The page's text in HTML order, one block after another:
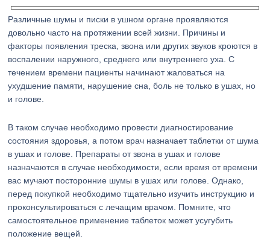
Различные шумы и писки в ушном органе проявляются
довольно часто на протяжении всей жизни. Причины и
факторы появления треска, звона или других звуков кроются в
воспалении наружного, среднего или внутреннего уха. С
течением времени пациенты начинают жаловаться на
ухудшение памяти, нарушение сна, боль не только в ушах, но
и голове.
В таком случае необходимо провести диагностирование
состояния здоровья, а потом врач назначает таблетки от шума
в ушах и голове. Препараты от звона в ушах и голове
назначаются в случае необходимости, если время от времени
вас мучают посторонние шумы в ушах или голове. Однако,
перед покупкой необходимо тщательно изучить инструкцию и
проконсультироваться с лечащим врачом. Помните, что
самостоятельное применение таблеток может усугубить
положение вещей.